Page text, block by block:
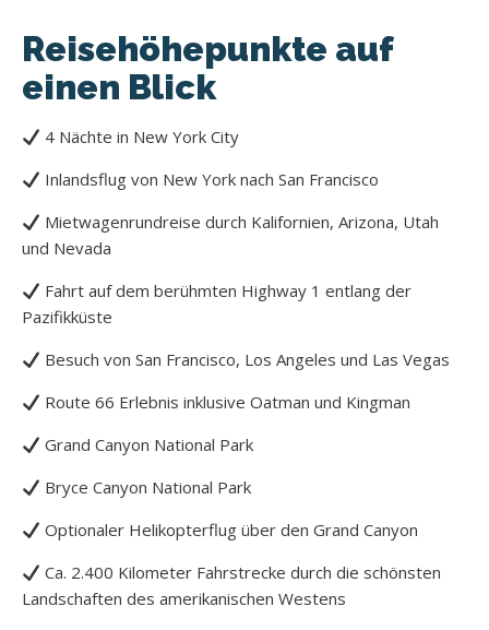
Reisehöhepunkte auf
einen Blick
4 Nächte in New York City
Inlandsflug von New York nach San Francisco
Mietwagenrundreise durch Kalifornien, Arizona, Utah
und Nevada
Fahrt auf dem berühmten Highway 1 entlang der
Pazifikküste
Besuch von San Francisco, Los Angeles und Las Vegas
Route 66 Erlebnis inklusive Oatman und Kingman
Grand Canyon National Park
Bryce Canyon National Park
Optionaler Helikopterflug über den Grand Canyon
Ca. 2.400 Kilometer Fahrstrecke durch die schönsten
Landschaften des amerikanischen Westens